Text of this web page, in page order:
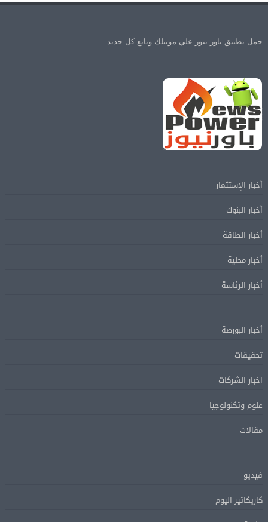
حمل تطبيق باور نيوز علي موبيلك وتابع كل جديد
أخبار الإستثمار
أخبار البنوك
أخبار الطاقة
أخبار محلية
أخبار الرئاسة
أخبار البورصة
تحقيقات
اخبار الشركات
علوم وتكنولوجيا
مقالات
فيديو
كاريكاتير اليوم